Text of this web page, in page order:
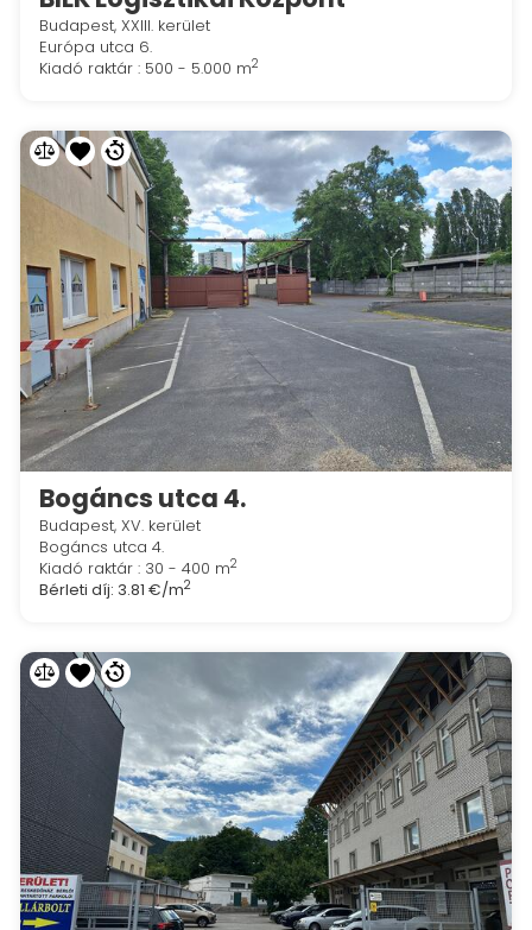
Budapest, XXIII. kerület
Európa utca 6.
Kiadó raktár : 500 - 5.000 m2
Bogáncs utca 4.
Budapest, XV. kerület
Bogáncs utca 4.
Kiadó raktár : 30 - 400 m2
Bérleti díj: 3.81 €/m2